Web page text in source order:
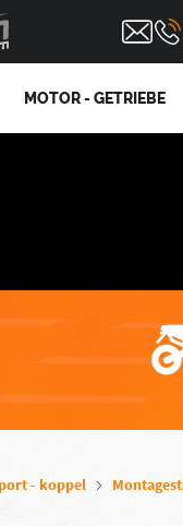
MOTOR - GETRIEBE
- koppel